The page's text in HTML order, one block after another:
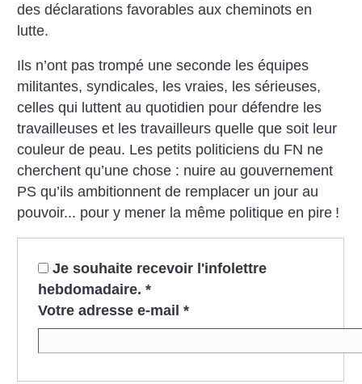
des déclarations favorables aux cheminots en
lutte.
Ils n’ont pas trompé une seconde les équipes
militantes, syndicales, les vraies, les sérieuses,
celles qui luttent au quotidien pour défendre les
travailleuses et les travailleurs quelle que soit leur
couleur de peau. Les petits politiciens du FN ne
cherchent qu’une chose : nuire au gouvernement
PS qu’ils ambitionnent de remplacer un jour au
pouvoir... pour y mener la même politique en pire !
Je souhaite recevoir l'infolettre
hebdomadaire. *
Votre adresse e-mail *